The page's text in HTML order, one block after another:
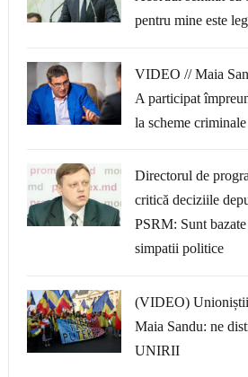
pentru mine este
VIDEO // Maia
A participat
la scheme
Directorul de
critică deciziile
PSRM: Sunt
simpatii politice
(VIDEO)
Maia Sandu: ne
UNIRII